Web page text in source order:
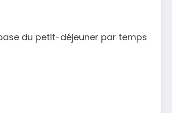
du petit-déjeuner par temps